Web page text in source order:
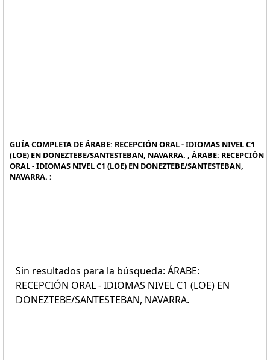
GUÍA COMPLETA DE ÁRABE: RECEPCIÓN ORAL - IDIOMAS NIVEL C1
(LOE) EN DONEZTEBE/SANTESTEBAN, NAVARRA. , ÁRABE: RECEPCIÓN
ORAL - IDIOMAS NIVEL C1 (LOE) EN DONEZTEBE/SANTESTEBAN,
NAVARRA. :
Sin resultados para la búsqueda: ÁRABE:
RECEPCIÓN ORAL - IDIOMAS NIVEL C1 (LOE) EN
DONEZTEBE/SANTESTEBAN, NAVARRA.